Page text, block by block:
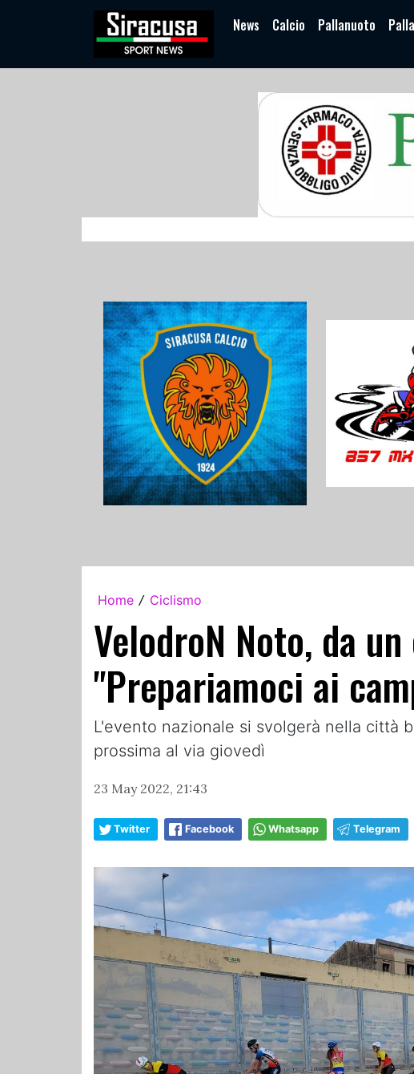
News Calcio Pallanuoto
Home / Ciclismo
VelodroN Noto, da
"Prepariamoci ai
L'evento nazionale si svolgerà nella città
prossima al via giovedì
23 May 2022, 21:43
Twitter Facebook Whatsapp Telegram